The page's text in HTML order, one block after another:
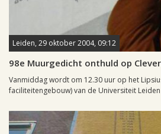
Leiden, 29 oktober 2004, 09:12
98e Muurgedicht onthuld op
Vanmiddag wordt om 12.30 uur op het
faciliteitengebouw) van de Universiteit Leiden